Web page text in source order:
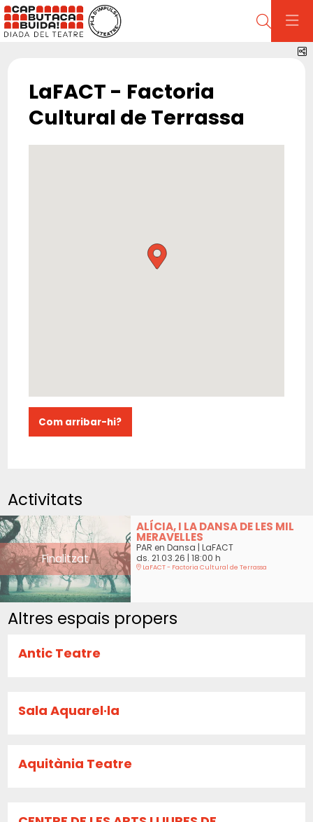
Cerca
LaFACT - Factoria
Cultural de Terrassa
Com arribar-hi?
Activitats
Finalitzat
ALÍCIA, I LA DANSA DE LES MIL
MERAVELLES
PAR en Dansa | LaFACT
ds. 21.03.26 | 18:00 h
LaFACT - Factoria Cultural de Terrassa
Altres espais propers
Antic Teatre
Sala Aquarel·la
Aquitània Teatre